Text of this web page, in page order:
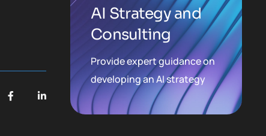
AI Strategy and
Consulting
Provide expert guidance on
developing an AI strategy